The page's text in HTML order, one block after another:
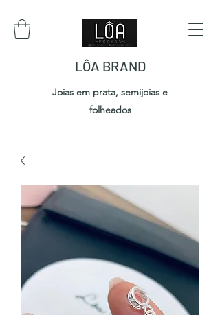
LÔA BRAND
Joias em prata, semijoias e
folheados